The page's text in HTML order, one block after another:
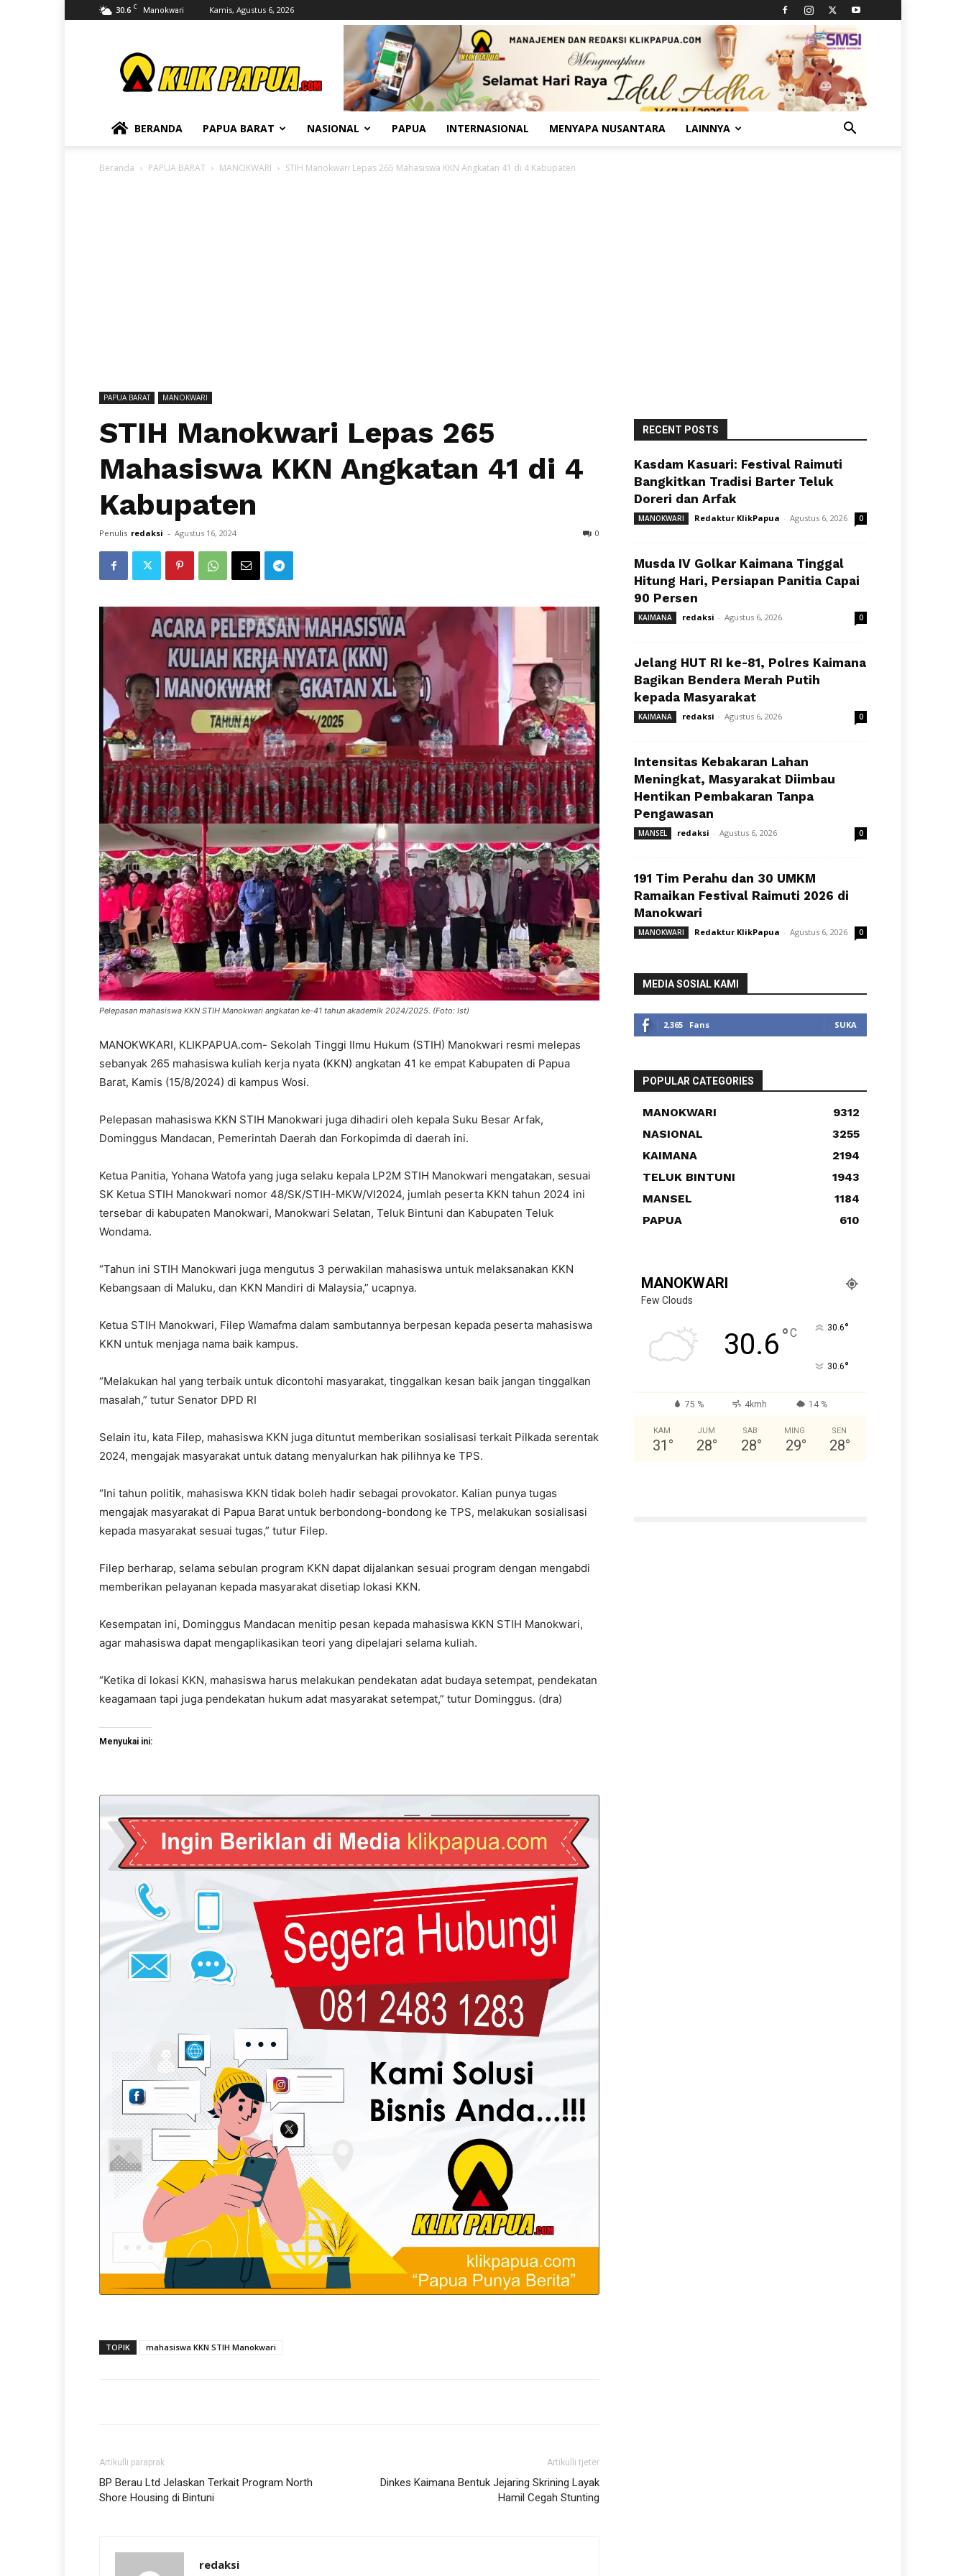
30.6 C Manokwari Kamis, Agustus 6, 2026
BERANDA PAPUA BARAT NASIONAL PAPUA INTERNASIONAL MENYAPA NUSANTARA LAINNYA
Beranda PAPUA BARAT MANOKWARI STIH Manokwari Lepas 265 Mahasiswa KKN Angkatan 41 di 4 Kabupaten
PAPUA BARAT MANOKWARI
STIH Manokwari Lepas 265
Mahasiswa KKN Angkatan 41 di 4
Kabupaten
Penulis redaksi - Agustus 16, 2024 0
Pelepasan mahasiswa KKN STIH Manokwari angkatan ke-41 tahun akademik 2024/2025. (Foto: Ist)
MANOKWKARI, KLIKPAPUA.com- Sekolah Tinggi Ilmu Hukum (STIH) Manokwari resmi melepas
sebanyak 265 mahasiswa kuliah kerja nyata (KKN) angkatan 41 ke empat Kabupaten di Papua
Barat, Kamis (15/8/2024) di kampus Wosi.
Pelepasan mahasiswa KKN STIH Manokwari juga dihadiri oleh kepala Suku Besar Arfak,
Dominggus Mandacan, Pemerintah Daerah dan Forkopimda di daerah ini.
Ketua Panitia, Yohana Watofa yang juga selaku kepala LP2M STIH Manokwari mengatakan, sesuai
SK Ketua STIH Manokwari nomor 48/SK/STIH-MKW/VI2024, jumlah peserta KKN tahun 2024 ini
tersebar di kabupaten Manokwari, Manokwari Selatan, Teluk Bintuni dan Kabupaten Teluk
Wondama.
“Tahun ini STIH Manokwari juga mengutus 3 perwakilan mahasiswa untuk melaksanakan KKN
Kebangsaan di Maluku, dan KKN Mandiri di Malaysia,” ucapnya.
Ketua STIH Manokwari, Filep Wamafma dalam sambutannya berpesan kepada peserta mahasiswa
KKN untuk menjaga nama baik kampus.
“Melakukan hal yang terbaik untuk dicontohi masyarakat, tinggalkan kesan baik jangan tinggalkan
masalah,” tutur Senator DPD RI
Selain itu, kata Filep, mahasiswa KKN juga dituntut memberikan sosialisasi terkait Pilkada serentak
2024, mengajak masyarakat untuk datang menyalurkan hak pilihnya ke TPS.
“Ini tahun politik, mahasiswa KKN tidak boleh hadir sebagai provokator. Kalian punya tugas
mengajak masyarakat di Papua Barat untuk berbondong-bondong ke TPS, melakukan sosialisasi
kepada masyarakat sesuai tugas,” tutur Filep.
Filep berharap, selama sebulan program KKN dapat dijalankan sesuai program dengan mengabdi
memberikan pelayanan kepada masyarakat disetiap lokasi KKN.
Kesempatan ini, Dominggus Mandacan menitip pesan kepada mahasiswa KKN STIH Manokwari,
agar mahasiswa dapat mengaplikasikan teori yang dipelajari selama kuliah.
“Ketika di lokasi KKN, mahasiswa harus melakukan pendekatan adat budaya setempat, pendekatan
keagamaan tapi juga pendekatan hukum adat masyarakat setempat,” tutur Dominggus. (dra)
Menyukai ini:
TOPIK mahasiswa KKN STIH Manokwari
Artikulli paraprak
BP Berau Ltd Jelaskan Terkait Program North
Shore Housing di Bintuni
Artikulli tjetër
Dinkes Kaimana Bentuk Jejaring Skrining Layak
Hamil Cegah Stunting
redaksi
RECENT POSTS
Kasdam Kasuari: Festival Raimuti
Bangkitkan Tradisi Barter Teluk
Doreri dan Arfak
MANOKWARI Redaktur KlikPapua - Agustus 6, 2026 0
Musda IV Golkar Kaimana Tinggal
Hitung Hari, Persiapan Panitia Capai
90 Persen
KAIMANA redaksi - Agustus 6, 2026 0
Jelang HUT RI ke-81, Polres Kaimana
Bagikan Bendera Merah Putih
kepada Masyarakat
KAIMANA redaksi - Agustus 6, 2026 0
Intensitas Kebakaran Lahan
Meningkat, Masyarakat Diimbau
Hentikan Pembakaran Tanpa
Pengawasan
MANSEL redaksi - Agustus 6, 2026 0
191 Tim Perahu dan 30 UMKM
Ramaikan Festival Raimuti 2026 di
Manokwari
MANOKWARI Redaktur KlikPapua - Agustus 6, 2026 0
MEDIA SOSIAL KAMI
2,365 Fans SUKA
POPULAR CATEGORIES
MANOKWARI
9312
NASIONAL
3255
KAIMANA
2194
TELUK BINTUNI
1943
MANSEL
1184
PAPUA
610
MANOKWARI
Few Clouds
30.6°C 30.6°
30.6°
75 % 4kmh 14 %
KAM
31 °
JUM
28°
SAB
28°
MING
29°
SEN
28°